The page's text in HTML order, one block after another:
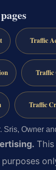
Traffic
Traffic
Traffic
Sris, Owner